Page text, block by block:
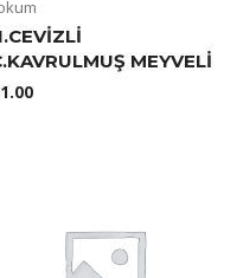
MEYVELI
1.00